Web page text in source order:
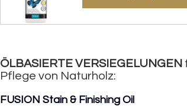
ÖLBASIERTE VERSIEGELUNGEN
Pflege von Naturholz:
FUSION Stain & Finishing Oil